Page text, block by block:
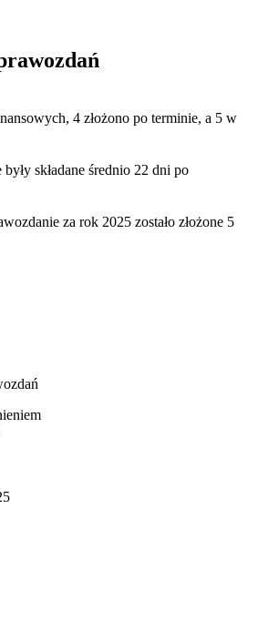
4 złożono po terminie, a 5 w
składane średnio 22 dni po
za rok 2025 zostało złożone 5